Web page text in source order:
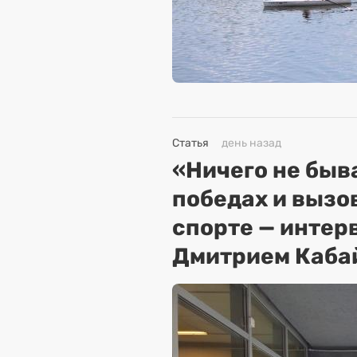
Статья день назад
«Ничего не
победах и
спорте —
Дмитрием